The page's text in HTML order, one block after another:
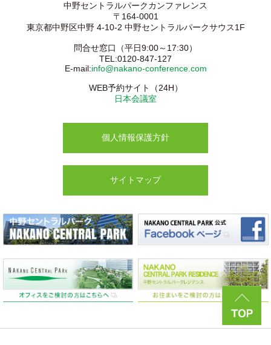
中野セントラルパークカンファレンス
〒164-0001
東京都中野区中野 4-10-2 中野セントラルパークサウス1F
問合せ窓口（平日9:00～17:30）
TEL:0120-847-127
E-mail:info@nakano-conference.com
WEB予約サイト（24H）
日本会議室
個人情報保護方針
サイトマップ